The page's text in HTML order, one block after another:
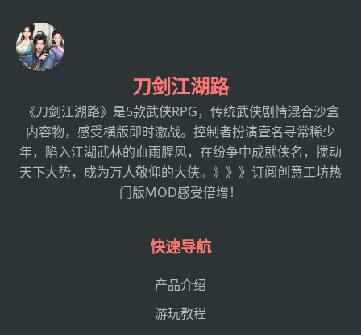
刀剑江湖路
《刀剑江湖路》是5款武侠RPG，传统武侠剧情混合沙盒
内容物，感受横版即时激战。控制者扮演壹名寻常稀少
年，陷入江湖武林的血雨腥风，在纷争中成就侠名，搅动
天下大势，成为万人敬仰的大侠。》》》订阅创意工坊热
门版MOD感受倍增！
快速导航
产品介绍
游玩教程